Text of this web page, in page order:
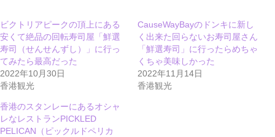
ビクトリアピークの頂上にある
安くて絶品の回転寿司屋「鮮選
寿司（せんせんずし）」に行っ
てみたら最高だった
2022年10月30日
香港観光
CauseWayBayのドンキに新し
く出来た回らないお寿司屋さん
「鮮選寿司」に行ったらめちゃ
くちゃ美味しかった
2022年11月14日
香港観光
香港のスタンレーにあるオシャ
レなレストランPICKLED
PELICAN（ピックルドペリカ